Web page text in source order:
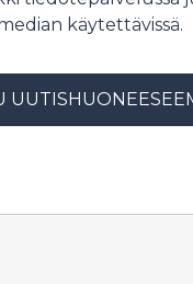
käytettävissä.